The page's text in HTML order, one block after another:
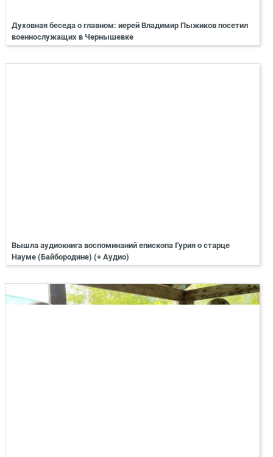
Духовная беседа о главном: иерей Владимир Пыжиков посетил
военнослужащих в Чернышевке
Вышла аудиокнига воспоминаний епископа Гурия о старце
Науме (Байбородине) (+ Аудио)